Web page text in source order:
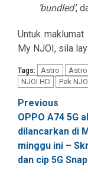
‘bundled’,
Untuk
My NJOI, sila
Tags: Astro
NJOI HD
Pek
Post
Previous
OPPO A74 5G
dilancarkan di
minggu ini –
dan cip 5G